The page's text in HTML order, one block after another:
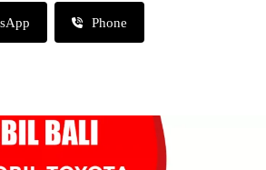
Phone